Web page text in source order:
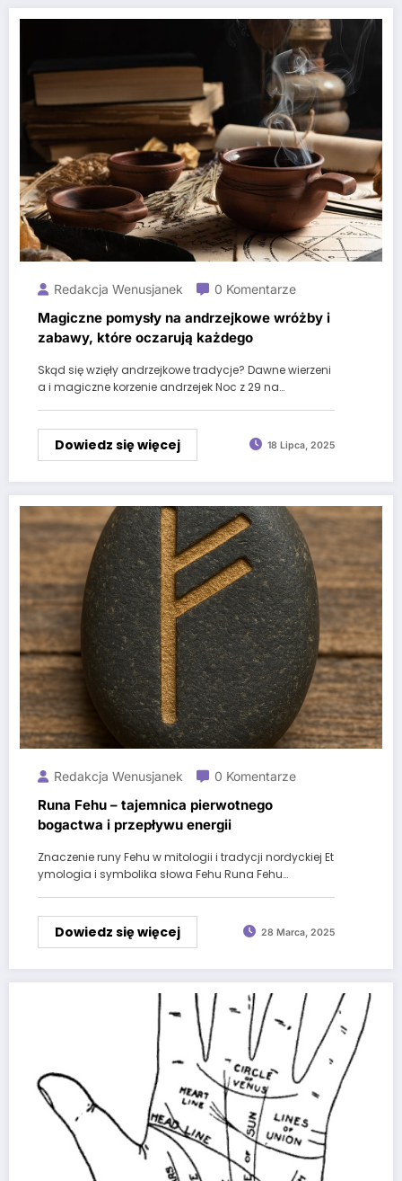
Redakcja Wenusjanek 0 Komentarze
Magiczne pomysły na andrzejkowe wróżby i
zabawy, które oczarują każdego
Skąd się wzięły andrzejkowe tradycje? Dawne wierzeni
a i magiczne korzenie andrzejek Noc z 29 na…
Dowiedz się więcej 18 Lipca, 2025
Redakcja Wenusjanek 0 Komentarze
Runa Fehu – tajemnica pierwotnego
bogactwa i przepływu energii
Znaczenie runy Fehu w mitologii i tradycji nordyckiej Et
ymologia i symbolika słowa Fehu Runa Fehu…
Dowiedz się więcej 28 Marca, 2025